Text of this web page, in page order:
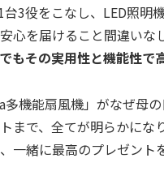
3役をこなし、LED照
心を届けること間違い
もその実用性と機能性で
機能扇風機」がなぜ母
まで、全てが明らかにな
一緒に最高のプレゼント